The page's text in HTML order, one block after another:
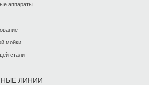
аппараты
мойки
стали
ЛИНИИ